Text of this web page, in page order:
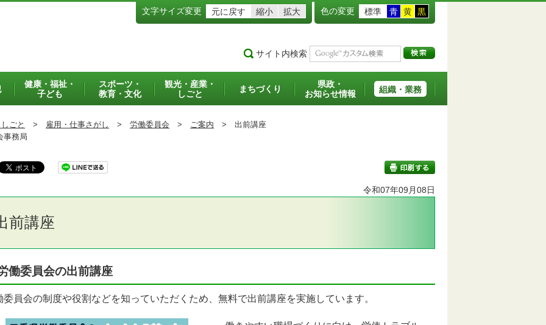
文字サイズ変更 元に戻す 縮小 拡大 色の変更 標準 青 黄 黒
サイト内検索
健康・福祉・
子ども
スポーツ・
教育・文化
観光・産業・
しごと
まちづくり
県政・
お知らせ情報
組織・業務
ごと > 雇用・仕事さがし > 労働委員会 > ご案内 > 出前講座
事務局
令和07年09月08日
前講座
働委員会の出前講座
委員会の制度や役割などを知っていただくため、無料で出前講座を実施しています。